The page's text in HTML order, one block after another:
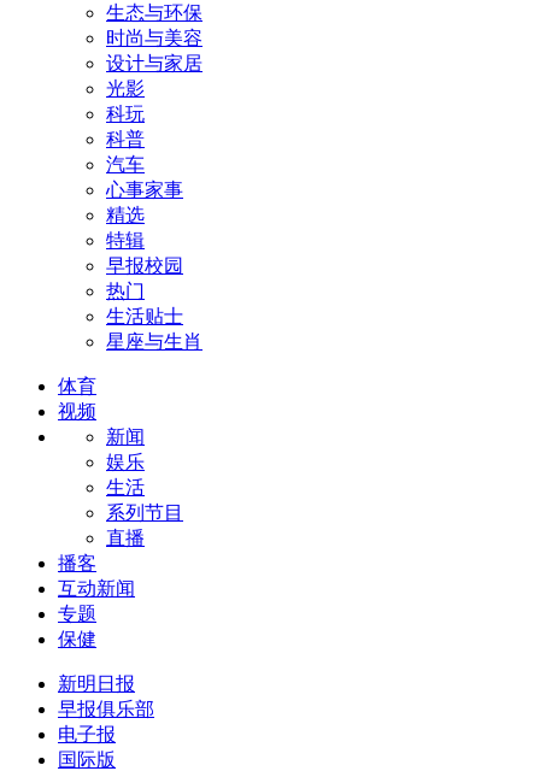
生态与环保
时尚与美容
设计与家居
光影
科玩
科普
汽车
心事家事
精选
特辑
早报校园
热门
生活贴士
星座与生肖
体育
视频
新闻
娱乐
生活
系列节目
直播
播客
互动新闻
专题
保健
新明日报
早报俱乐部
电子报
国际版